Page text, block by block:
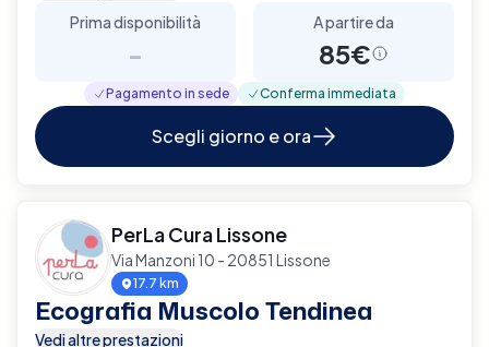
Prima disponibilità
-
A partire da
85€
Pagamento in sede Conferma immediata
Scegli giorno e ora
PerLa Cura Lissone
Via Manzoni 10 - 20851 Lissone
17.7 km
Ecografia Muscolo Tendinea
Vedi altre prestazioni